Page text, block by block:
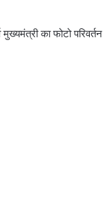
का फोटो परिवर्तन